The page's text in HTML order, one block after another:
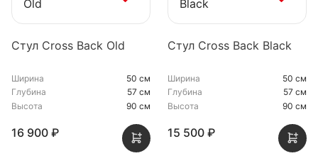
Стул Cross Back Old
Ширина
50 см
Глубина
57 см
Высота
90 см
16 900 ₽
Стул Cross Back Black
Ширина
50 см
Глубина
57 см
Высота
90 см
15 500 ₽